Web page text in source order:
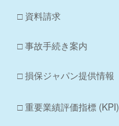
□ 資料請求
□ 事故手続き案内
□ 損保ジャパン提供情報
□ 重要業績評価指標 (KPI)